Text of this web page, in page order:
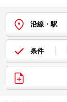
沿線・駅
条件